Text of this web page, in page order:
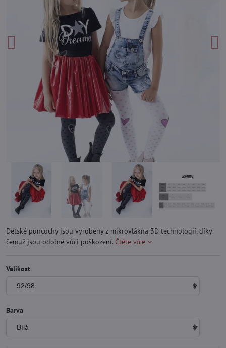
Dětské punčochy jsou vyrobeny z mikrovlákna 3D technologií, díky
čemuž jsou odolné vůči poškození. Čtěte více
Velikost
Barva